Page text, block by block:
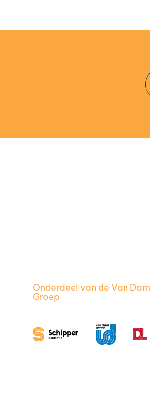
Onderdeel van de Van Dam
Groep